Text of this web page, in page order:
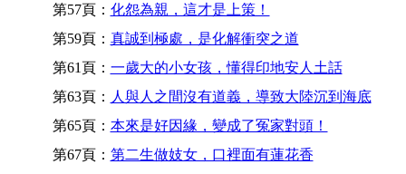
第57頁： 化怨為親，這才是上策！
第59頁： 真誠到極處，是化解衝突之道
第61頁： 一歲大的小女孩，懂得印地安人土話
第63頁： 人與人之間沒有道義，導致大陸沉到海底
第65頁： 本來是好因緣，變成了冤家對頭！
第67頁： 第二生做妓女，口裡面有蓮花香